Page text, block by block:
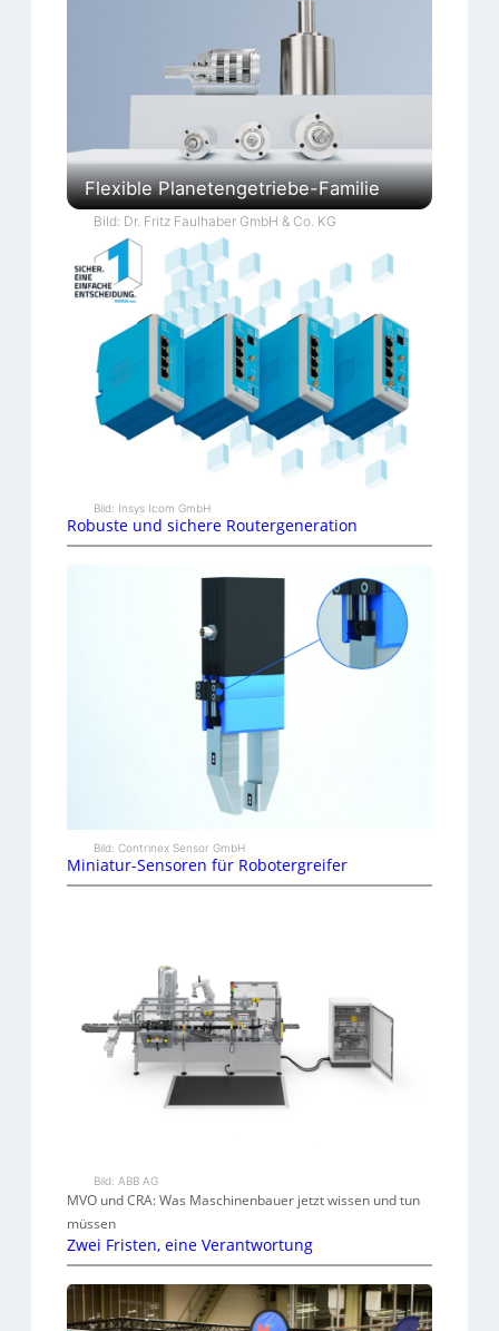
Flexible Planetengetriebe-Familie
Bild: Dr. Fritz Faulhaber GmbH & Co. KG
Bild: Insys Icom GmbH
Robuste und sichere Routergeneration
Bild: Contrinex Sensor GmbH
Miniatur-Sensoren für Robotergreifer
Bild: ABB AG
MVO und CRA: Was Maschinenbauer jetzt wissen und tun
müssen
Zwei Fristen, eine Verantwortung